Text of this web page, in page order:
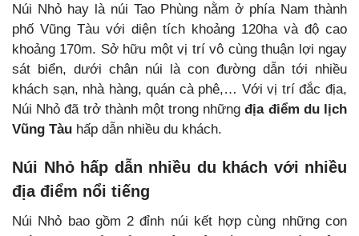
Núi Nhỏ hay là núi Tao Phùng nằm ở phía Nam thành
phố Vũng Tàu với diện tích khoảng 120ha và độ cao
khoảng 170m. Sở hữu một vị trí vô cùng thuận lợi ngay
sát biển, dưới chân núi là con đường dẫn tới nhiều
khách sạn, nhà hàng, quán cà phê,… Với vị trí đắc địa,
Núi Nhỏ đã trở thành một trong nhữngđịa điểm du lịch
Vũng Tàu hấp dẫn nhiều du khách.
Núi Nhỏ hấp dẫn nhiều du khách với nhiều
địa điểm nổi tiếng
Núi Nhỏ bao gồm 2 đỉnh núi kết hợp cùng những con